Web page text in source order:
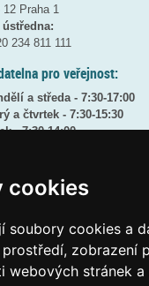
cookies
soubory cookies a
zobrazení
webových stránek
12 Praha 1
234 811 111
pro veřejnost:
a středa - 7:30-17:00
a čtvrtek - 7:30-15:30
- 7:30-14:00
informacíZDE)
govcz
datové schránky: vidaawt